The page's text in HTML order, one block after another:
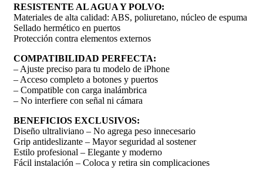
RESISTENTE AL AGUA Y POLVO:
Materiales de alta calidad: ABS, poliuretano, núcleo de espuma
Sellado hermético en puertos
Protección contra elementos externos
COMPATIBILIDAD PERFECTA:
– Ajuste preciso para tu modelo de iPhone
– Acceso completo a botones y puertos
– Compatible con carga inalámbrica
– No interfiere con señal ni cámara
BENEFICIOS EXCLUSIVOS:
Diseño ultraliviano – No agrega peso innecesario
Grip antideslizante – Mayor seguridad al sostener
Estilo profesional – Elegante y moderno
Fácil instalación – Coloca y retira sin complicaciones